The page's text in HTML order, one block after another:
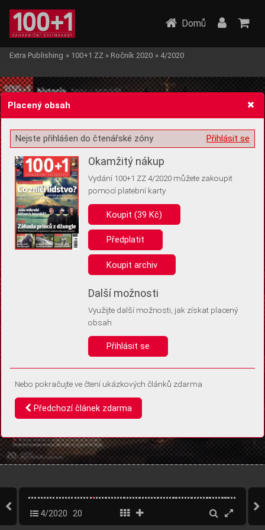
Žádost o souhlas s ukládáním volitelných informací
Pro základní fungování webu nepotřebujeme ukládat žádné informace
(tzv. cookies apod.). Rádi bychom vás ale požádali o souhlas s
uložením volitelných informací:
Anonymní unikátní ID
Díky němu příště poznáme, že se jedná o stejné zařízení, a
Identifikátor je zcela anonymní.
Vaše souhlasy a odmítnutí si ukládáme do vašeho zařízení, abychom se
vás už příště znovu neptali. Můžete je kdykoli později upravit ve Správě
Domů
Extra Publishing » 100+1 ZZ » Ročník 2020 » 4/2020
4/2020 20
Placený obsah
Přihlásit se
Nejste přihlášen do čtenářské zóny
Okamžitý nákup
Vydání 100+1 ZZ 4/2020 můžete zakoupit
pomocí platební karty
Koupit (39 Kč)
Předplatit
Koupit archiv
Další možnosti
Využijte další možnosti, jak získat placený
obsah
Přihlásit se
Nebo pokračujte ve čtení ukázkových článků zdarma
Předchozí článek zdarma